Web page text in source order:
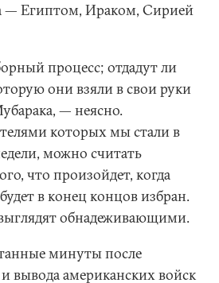
— Египтом, Ираком, Сирией
процесс; отдадут ли
они взяли в свои руки
— неясно.
которых мы стали в
можно считать
что произойдет, когда
в конец концов избран.
обнадеживающими.
минуты после
вывода американских войск